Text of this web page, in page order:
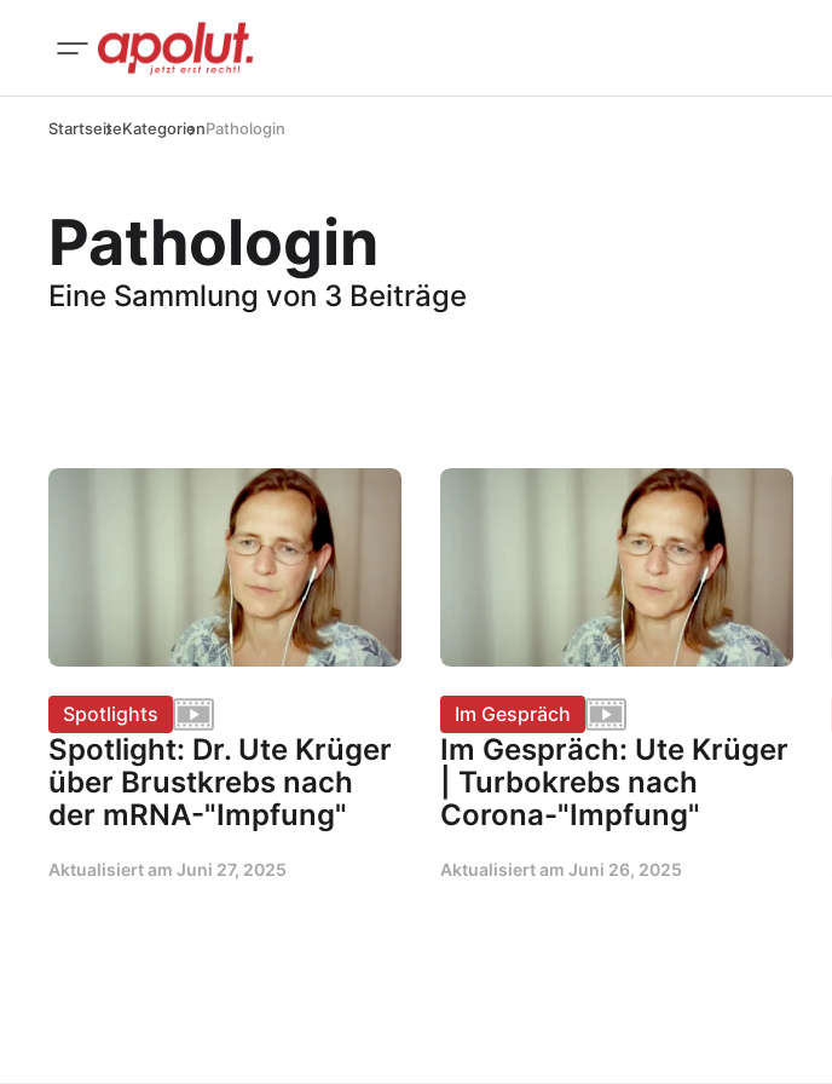
StartseiteKategorienPathologin
Pathologin
Eine Sammlung von 3 Beiträge
Spotlights
Spotlight: Dr. Ute Krüger
über Brustkrebs nach
der mRNA-"Impfung"
Aktualisiert am Juni 27, 2025
Im Gespräch
Im Gespräch: Ute Krüger
| Turbokrebs nach
Corona-"Impfung"
Aktualisiert am Juni 26, 2025